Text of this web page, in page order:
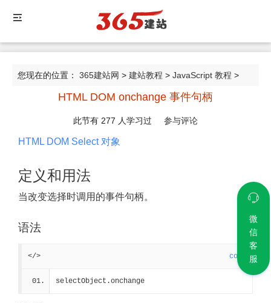
您现在的位置： 365建站网 > 建站教程 > JavaScript 教程 >
HTML DOM onchange 事件句柄
HTML DOM onchange 事件句柄
此节有 277 人学习过 参与评论
HTML DOM Select 对象
定义和用法
当改变选择时调用的事件句柄。
语法
</> code
selectObject.onchange
微
信
客
服